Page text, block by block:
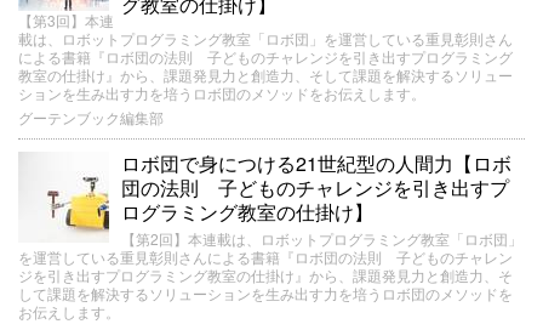
【第3回】本連
載は、ロボットプログラミング教室「ロボ団」を運営している重見彰則さん
による書籍『ロボ団の法則 子どものチャレンジを引き出すプログラミング
教室の仕掛け』から、課題発見力と創造力、そして課題を解決するソリュー
ションを生み出す力を培うロボ団のメソッドをお伝えします。
グーテンブック編集部
ロボ団で身につける21世紀型の人間力【ロボ
団の法則 子どものチャレンジを引き出すプ
ログラミング教室の仕掛け】
【第2回】本連載は、ロボットプログラミング教室「ロボ団」
を運営している重見彰則さんによる書籍『ロボ団の法則 子どものチャレン
ジを引き出すプログラミング教室の仕掛け』から、課題発見力と創造力、そ
して課題を解決するソリューションを生み出す力を培うロボ団のメソッドを
お伝えします。